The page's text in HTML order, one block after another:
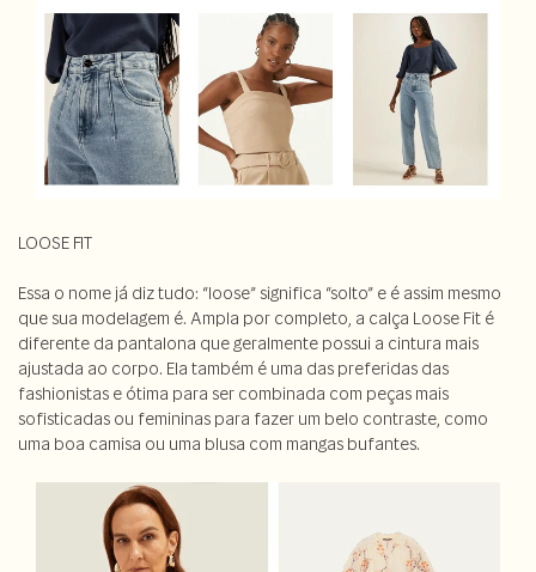
LOOSE FIT
Essa o nome já diz tudo: “loose” significa “solto” e é assim mesmo
que sua modelagem é. Ampla por completo, a calça Loose Fit é
diferente da pantalona que geralmente possui a cintura mais
ajustada ao corpo. Ela também é uma das preferidas das
fashionistas e ótima para ser combinada com peças mais
sofisticadas ou femininas para fazer um belo contraste, como
uma boa camisa ou uma blusa com mangas bufantes.